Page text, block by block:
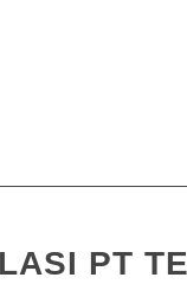
PT